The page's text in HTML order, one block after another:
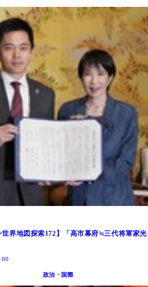
世界地図探索172】「高市幕府≒三代将軍家光
政治・国際